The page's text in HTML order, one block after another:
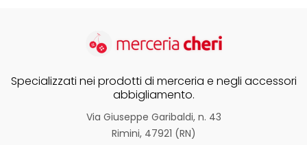
Specializzati nei prodotti di merceria e negli accessori
abbigliamento.
Via Giuseppe Garibaldi, n. 43
Rimini, 47921 (RN)